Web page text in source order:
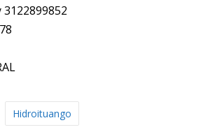
y 3122899852
Hidroituango